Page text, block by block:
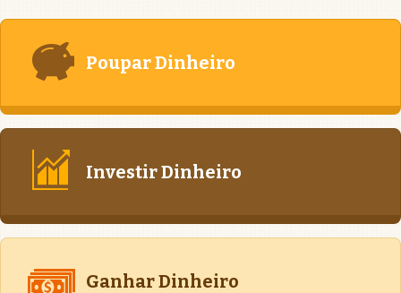
Poupar Dinheiro
Investir Dinheiro
Ganhar Dinheiro